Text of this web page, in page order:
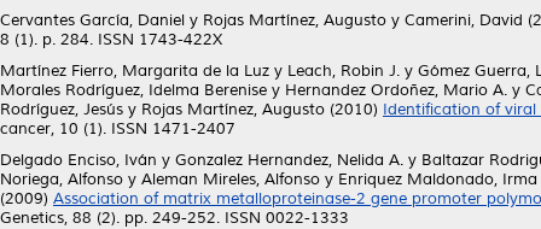
Cervantes García, Daniel y Rojas Martínez, Augusto y Camerini, David
8 (1). p. 284. ISSN 1743-422X
Martínez Fierro, Margarita de la Luz y Leach, Robin J. y Gómez Guerra,
Morales Rodríguez, Idelma Berenise y Hernandez Ordoñez, Mario A. y
Rodríguez, Jesús y Rojas Martínez, Augusto (2010) Identification of
cancer, 10 (1). ISSN 1471-2407
Delgado Enciso, Iván y Gonzalez Hernandez, Nelida A. y Baltazar
Noriega, Alfonso y Aleman Mireles, Alfonso y Enriquez Maldonado, Irma
(2009) Association of matrix metalloproteinase-2 gene promoter
Genetics, 88 (2). pp. 249-252. ISSN 0022-1333